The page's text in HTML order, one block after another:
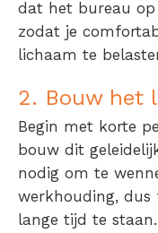
dat het bureau op
zodat je
lichaam te
2. Bouw het
Begin met korte
bouw dit
nodig om te
werkhouding, dus
lange tijd te